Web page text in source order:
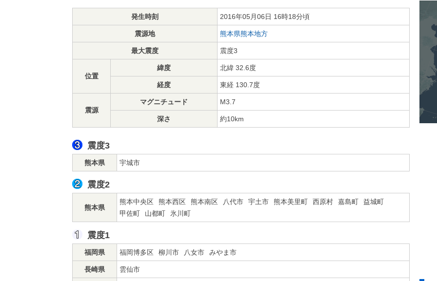
発生時刻 2016年05月06日 16時18分頃
震源地 熊本県熊本地方
最大震度 震度3
位置
緯度 北緯 32.6度
経度 東経 130.7度
震源
マグニチュード M3.7
深さ 約10km
震度3
熊本県 宇城市
震度2
熊本県
熊本中央区 熊本西区 熊本南区 八代市 宇土市 熊本美里町 西原村 嘉島町
益城町
甲佐町
山都町 氷川町
震度1
福岡県 福岡博多区 柳川市 八女市 みやま市
長崎県 雲仙市